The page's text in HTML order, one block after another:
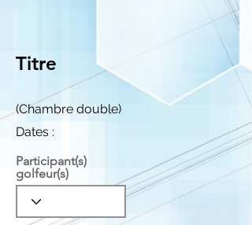
Titre
(Chambre double)
Dates :
Participant(s)
golfeur(s)